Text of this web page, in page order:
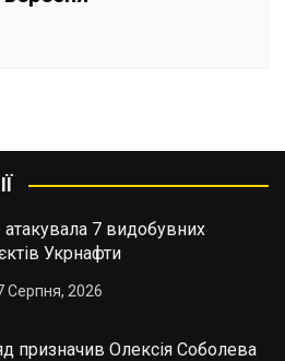
7 видобувних
Укрнафти
Серпня, 2026
призначив Олексія Соболева